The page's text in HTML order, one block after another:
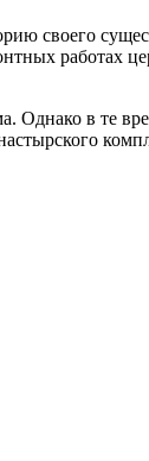
своего
работах
Однако в те